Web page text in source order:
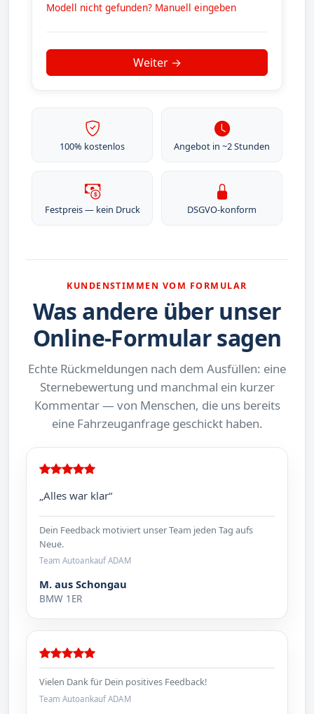
Modell nicht gefunden? Manuell eingeben
100% kostenlos Angebot in ~2 Stunden
Festpreis — kein Druck DSGVO-konform
KUNDENSTIMMEN VOM FORMULAR
Was andere über unser
Online-Formular sagen
Echte Rückmeldungen nach dem Ausfüllen: eine
Sternebewertung und manchmal ein kurzer
Kommentar — von Menschen, die uns bereits
eine Fahrzeuganfrage geschickt haben.
„Alles war klar“
Dein Feedback motiviert unser Team jeden Tag aufs
Neue.
Team Autoankauf ADAM
M. aus Schongau
BMW 1ER
Vielen Dank für Dein positives Feedback!
Team Autoankauf ADAM